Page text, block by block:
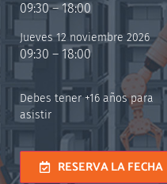
09:30 – 18:00
Jueves 12 noviembre 2026
09:30 – 18:00
Debes tener +16 años para
asistir
RESERVA LA FECHA